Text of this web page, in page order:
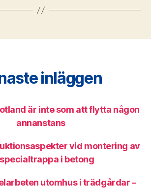
inläggen
är inte som att flytta någon
annanstans
vid montering av
i betong
utomhus i trädgårdar –